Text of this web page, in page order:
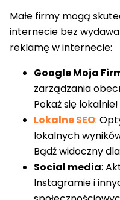
Małe firmy mogą
internecie bez
reklamę w internecie:
Google Moja
zarządzania
Pokaż się lokalnie!
Lokalne SEO:
lokalnych
Bądź widoczny
Social media:
Instagramie i